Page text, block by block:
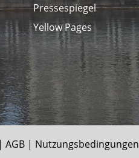
Pressespiegel
Yellow Pages
AGB | Nutzungsbedingungen